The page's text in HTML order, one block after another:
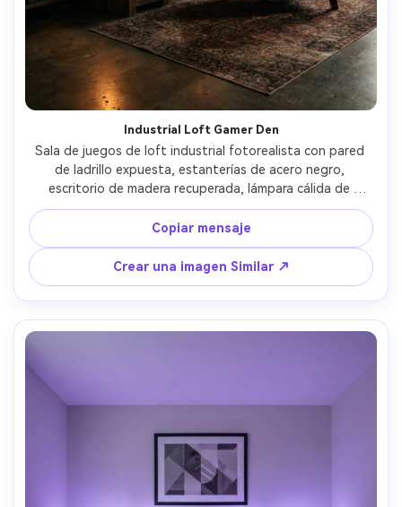
Industrial Loft Gamer Den
Sala de juegos de loft industrial fotorealista con pared
de ladrillo expuesta, estanterías de acero negro,
escritorio de madera recuperada, lámpara cálida de
bombilla Edison, silla de cuero oscuro, torre de PC con
RGB ámbar, piso de hormigón con una alfombra
estampada, iluminación cálida, disparada en Nikon Z8,
lente de 28 mm, f/2.8, sombras ricas, alto rango dinámico,
detalle de textura realista, foto interior premium-AR 4:5
Copiar mensaje
Crear una imagen Similar ↗